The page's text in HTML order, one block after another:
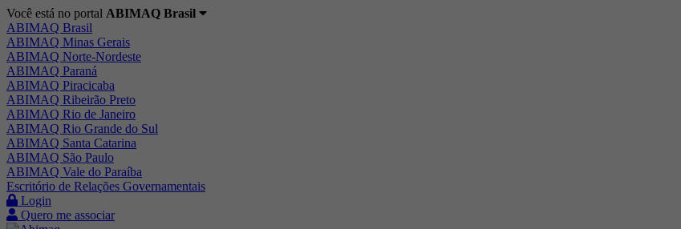
Você está no portal ABIMAQ Brasil
ABIMAQ Brasil
ABIMAQ Minas Gerais
ABIMAQ Norte-Nordeste
ABIMAQ Paraná
ABIMAQ Piracicaba
ABIMAQ Ribeirão Preto
ABIMAQ Rio de Janeiro
ABIMAQ Rio Grande do Sul
ABIMAQ Santa Catarina
ABIMAQ São Paulo
ABIMAQ Vale do Paraíba
Escritório de Relações Governamentais
Login
Quero me associar